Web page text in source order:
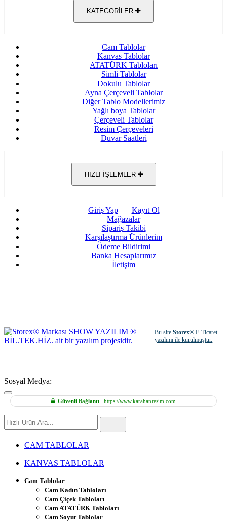
KATEGORİLER
Cam Tablolar
Kanvas Tablolar
ATATÜRK Tabloları
Simli Tablolar
Dokulu Tablolar
Ayna Çerçeveli Tablolar
Diğer Tablo Modellerimiz
Yağlı boya Tablolar
Çerçeveli Tablolar
Resim Çerçeveleri
Duvar Saatleri
HIZLI İŞLEMLER
Giriş Yap| Kayıt Ol
Mağazalar
Sipariş Takibi
Karşılaştırma Ürünlerim
Ödeme Bildirimi
Banka Hesaplarımız
İletişim
Bu siteStorex® E-Ticaret
yazılımı ile kurulmuştur.
Sosyal Medya:
Güvenli Bağlantı https://www.karahanresim.com
Hızlı
Ürün
CAM TABLOLAR
KANVAS TABLOLAR
Cam Tablolar
Cam Kadın Tabloları
Cam Çiçek Tabloları
Cam ATATÜRK Tabloları
Cam Soyut Tablolar